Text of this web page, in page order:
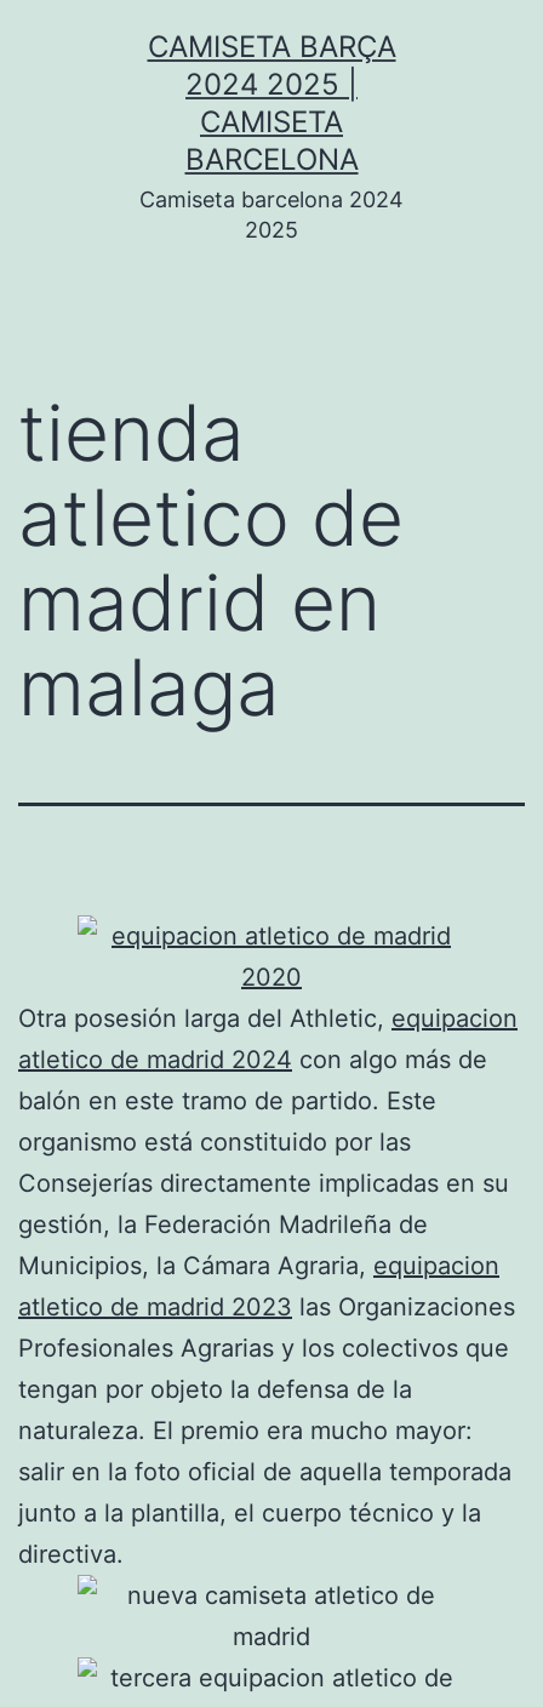
CAMISETA BARÇA
2024 2025 |
CAMISETA
BARCELONA
Camiseta barcelona 2024
2025
tienda
atletico de
madrid en
malaga
Otra posesión larga del Athletic, equipacion
atletico de madrid 2024 con algo más de
balón en este tramo de partido. Este
organismo está constituido por las
Consejerías directamente implicadas en su
gestión, la Federación Madrileña de
Municipios, la Cámara Agraria, equipacion
atletico de madrid 2023 las Organizaciones
Profesionales Agrarias y los colectivos que
tengan por objeto la defensa de la
naturaleza. El premio era mucho mayor:
salir en la foto oficial de aquella temporada
junto a la plantilla, el cuerpo técnico y la
directiva.